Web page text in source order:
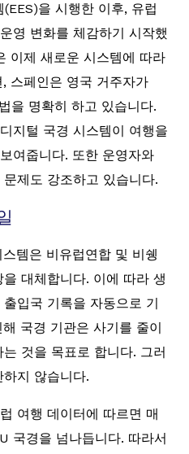
을 시행한 이후, 유럽
영 변화를 체감하기 시작했
이제 새로운 시스템에 따라
스페인은 영국 거주자가
을 명확히 하고 있습니다.
지털 국경 시스템이 여행을
여줍니다. 또한 운영자와
제도 강조하고 있습니다.
템은 비유럽연합 및 비쉥
대체합니다. 이에 따라 생
입국 기록을 자동으로 기
국경 기관은 사기를 줄이
것을 목표로 합니다. 그러
지 않습니다.
여행 데이터에 따르면 매
국경을 넘나듭니다. 따라서